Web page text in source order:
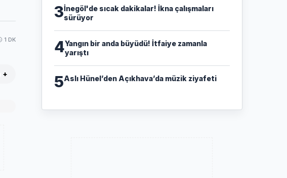
1 DK
+
3İnegöl'de sıcak dakikalar! İkna çalışmaları
sürüyor
4Yangın bir anda büyüdü! İtfaiye zamanla
yarıştı
5Aslı Hünel’den Açıkhava’da müzik ziyafeti